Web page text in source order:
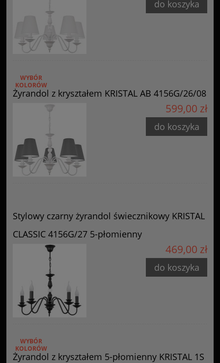
do koszyka
Żyrandol z kryształem KRISTAL AB 4156G/26/08
WYBÓR
KOLORÓW
599,00 zł
do koszyka
Stylowy czarny żyrandol świecznikowy KRISTAL
CLASSIC 4156G/27 5-płomienny
469,00 zł
do koszyka
Żyrandol z kryształem 5-płomienny KRISTAL 1S
WYBÓR
KOLORÓW